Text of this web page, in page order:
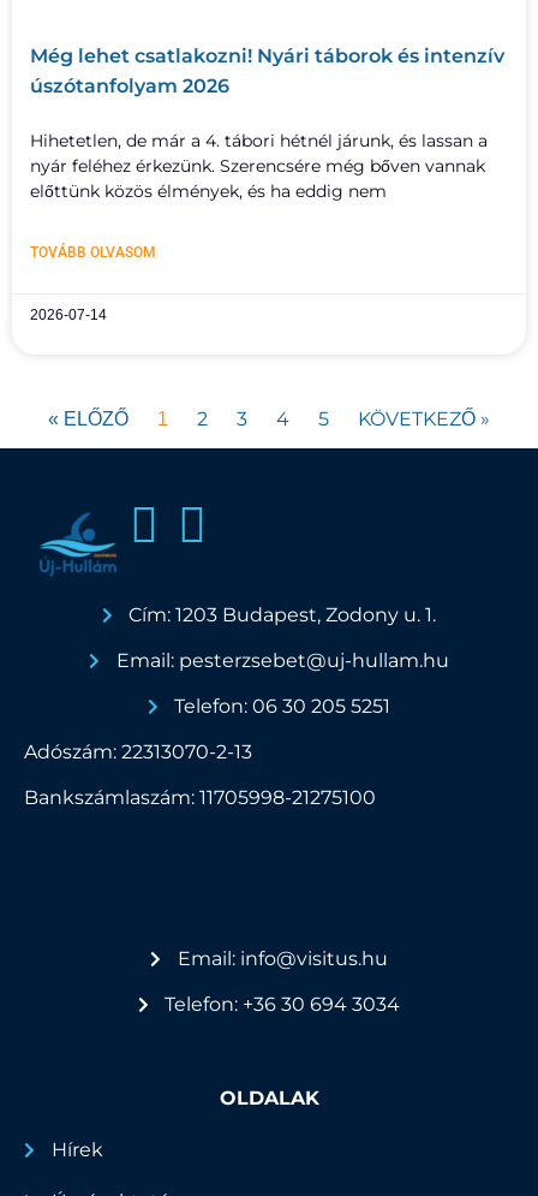
Még lehet csatlakozni! Nyári táborok és intenzív
úszótanfolyam 2026
Hihetetlen, de már a 4. tábori hétnél járunk, és lassan a
nyár feléhez érkezünk. Szerencsére még bőven vannak
előttünk közös élmények, és ha eddig nem
TOVÁBB OLVASOM
2026-07-14
« ELŐZŐ 1 2 3 4 5 KÖVETKEZŐ »
Cím: 1203 Budapest, Zodony u. 1.
Email: pesterzsebet@uj-hullam.hu
Telefon: 06 30 205 5251
Adószám: 22313070-2-13
Bankszámlaszám: 11705998-21275100
Email: info@visitus.hu
Telefon: +36 30 694 3034
OLDALAK
Hírek